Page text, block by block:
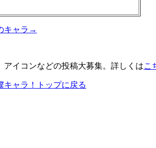
キャラ→
アイコンなどの投稿大募集。詳しくはこ
キャラ！トップに戻る